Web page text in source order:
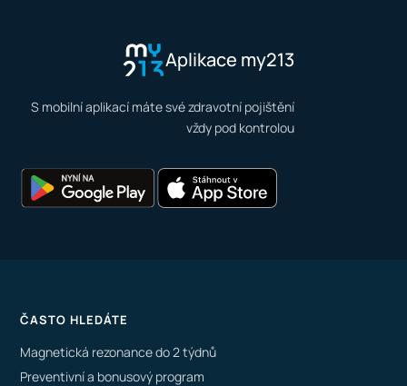
Aplikace my213
S mobilní aplikací máte své zdravotní pojištění
vždy pod kontrolou
ČASTO HLEDÁTE
Magnetická rezonance do 2 týdnů
Preventivní a bonusový program